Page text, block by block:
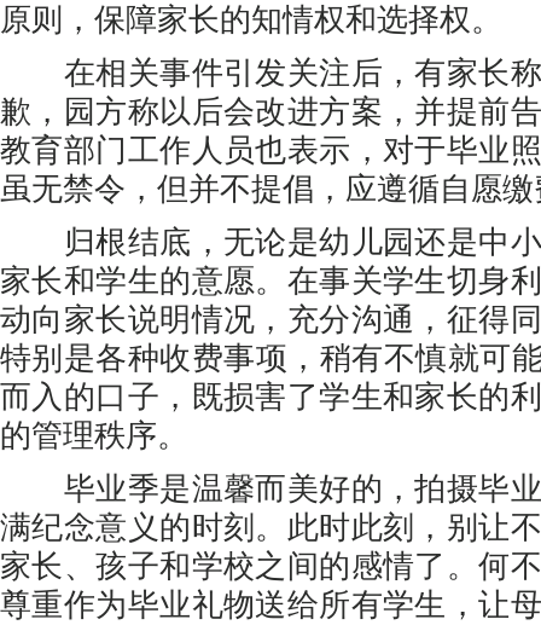
原则，保障家长的知情权和选择权。
在相关事件引发关注后，有家长称
歉，园方称以后会改进方案，并提前
教育部门工作人员也表示，对于毕业
虽无禁令，但并不提倡，应遵循自愿
归根结底，无论是幼儿园还是中小
家长和学生的意愿。在事关学生切身
动向家长说明情况，充分沟通，征得
特别是各种收费事项，稍有不慎就可
而入的口子，既损害了学生和家长的
的管理秩序。
毕业季是温馨而美好的，拍摄毕业
满纪念意义的时刻。此时此刻，别让
家长、孩子和学校之间的感情了。何
尊重作为毕业礼物送给所有学生，让